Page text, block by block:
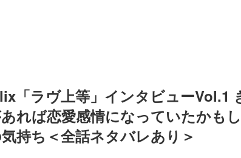
「ラヴ上等」インタビューVol.1
れば恋愛感情になっていたかも
持ち＜全話ネタバレあり＞